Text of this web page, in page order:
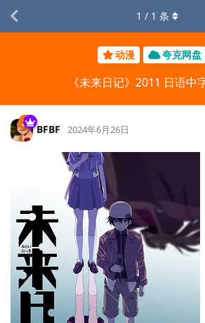
动漫 夸克网盘
《未来日记》2011 日语中
1 / 1 条
BFBF 2024年6月26日